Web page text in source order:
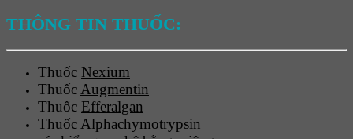
THÔNG TIN THUỐC:
Thuốc Nexium
Thuốc Augmentin
Thuốc Efferalgan
Thuốc Alphachymotrypsin